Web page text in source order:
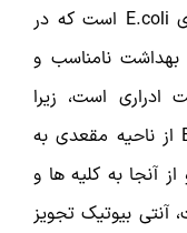
مبتلا می کند. عامل این بیماری، باکتری E.coli است که در
بهداشت نامناسب و
ادراری است، زیرا
ممکن است باعث انتقال باکتری E.coli از ناحیه مقعدی به
آنجا به کلیه ها و
آنتی بیوتیک تجویز